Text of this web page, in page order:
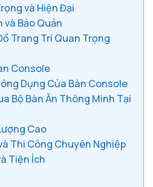
và Hiện Đại
và Bảo Quản
Trang Trí Quan Trọng
Console
Dụng Của Bàn Console
Bộ Bàn Ăn Thông Minh Tại
Cao
Thi Công Chuyên Nghiệp
Tiện Ích